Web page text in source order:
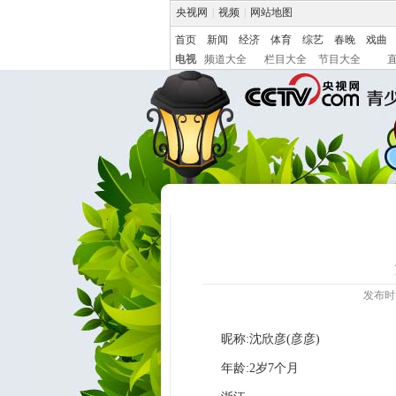
央视网 视频 网站地图
首页 新闻 经济 体育 综艺 春晚
戏曲
电视
频道大全 栏目大全 节目大全
发布时
昵称:沈欣彦(彦彦)
年龄:2岁7个月